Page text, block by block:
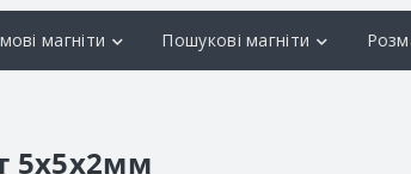
магніти Пошукові магніти
5х5х2мм